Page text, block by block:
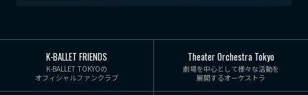
K-BALLET FRIENDS
K-BALLET TOKYOの
オフィシャルファンクラブ
Theater Orchestra Tokyo
劇場を中心として様々な活動を
展開するオーケストラ